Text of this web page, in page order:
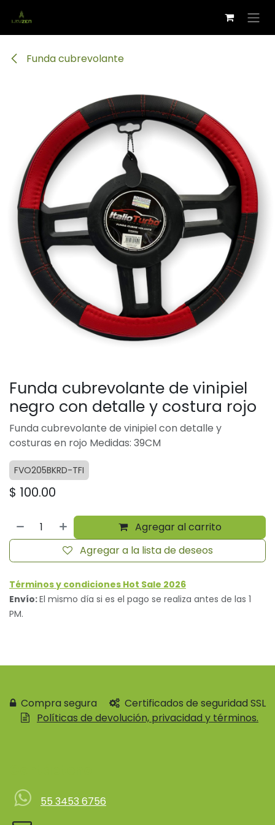
Funda cubrevolante
Funda cubrevolante de vinipiel
negro con detalle y costura rojo
Funda cubrevolante de vinipiel con detalle y
costuras en rojo Medidas: 39CM
FVO205BKRD-TFI
$ 100.00
Agregar al carrito
Agregar a la lista de deseos
Términos y condiciones Hot Sale 2026
Envío:El mismo día si es el pago se realiza antes de las 1
PM.
Compra segura
Certificados de seguridad SSL
Políticas de devolución, privacidad y términos.
55 3453 6756